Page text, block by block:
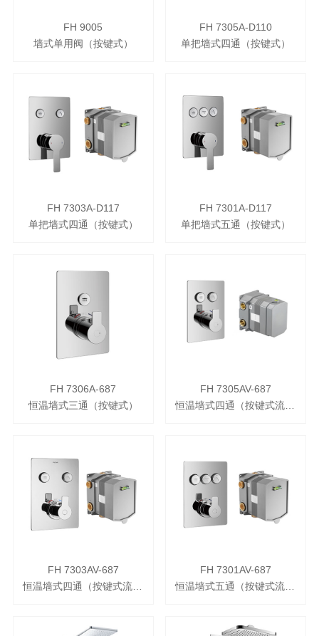
FH 9005
墙式单用阀（按键式）
FH 7305A-D110
单把墙式四通（按键式）
FH 7303A-D117
单把墙式四通（按键式）
FH 7301A-D117
单把墙式五通（按键式）
FH 7306A-687
恒温墙式三通（按键式）
FH 7305AV-687
恒温墙式四通（按键式流量调节）
FH 7303AV-687
恒温墙式四通（按键式流量调节）
FH 7301AV-687
恒温墙式五通（按键式流量调节）